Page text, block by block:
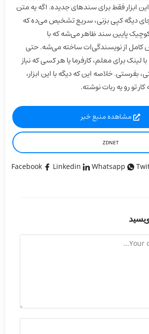
ابزار فقط برای سندهای جدیده. اگه یه متن
جای دیگه کپی بزنی، سریع تشخیص می‌ده که
پایین سند ظاهر می‌شه که با
کامل از نویسندگی‌ات ساخته می‌شه. حتی
لینک برای معلم، کارفرما یا هر کسی که نیاز
بفرستی. خلاصه این که دیگه با این ابزار،
تو رو یه ربات نوشته.
مشاهده منبع خبر
ZDNET
Facebook